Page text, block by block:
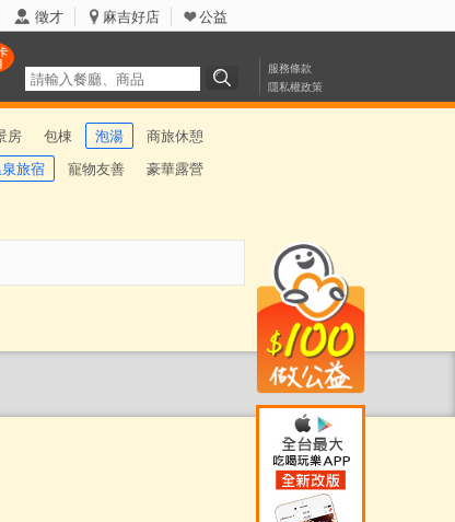
徵才 麻吉好店 公益
服務條款
隱私權政策
房 包棟 泡湯
商旅休憩
旅宿 寵物友善 豪華露營